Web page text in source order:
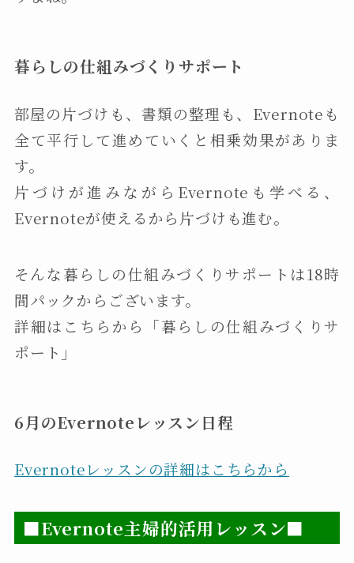
暮らしの仕組みづくりサポート
部屋の片づけも、書類の整理も、Evernoteも
全て平行して進めていくと相乗効果がありま
す。
片づけが進みながらEvernoteも学べる、
Evernoteが使えるから片づけも進む。
そんな暮らしの仕組みづくりサポートは18時
間パックからございます。
詳細はこちらから「暮らしの仕組みづくりサ
ポート」
6月のEvernoteレッスン日程
Evernoteレッスンの詳細はこちらから
■Evernote主婦的活用レッスン■